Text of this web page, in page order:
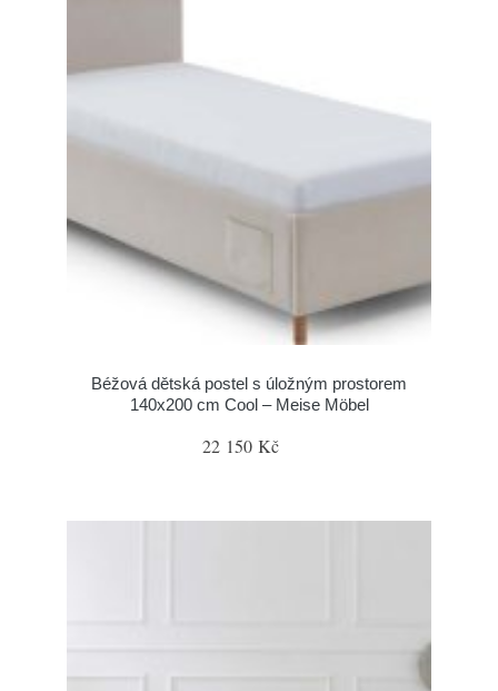
Béžová dětská postel s úložným prostorem
140x200 cm Cool – Meise Möbel
22 150 Kč